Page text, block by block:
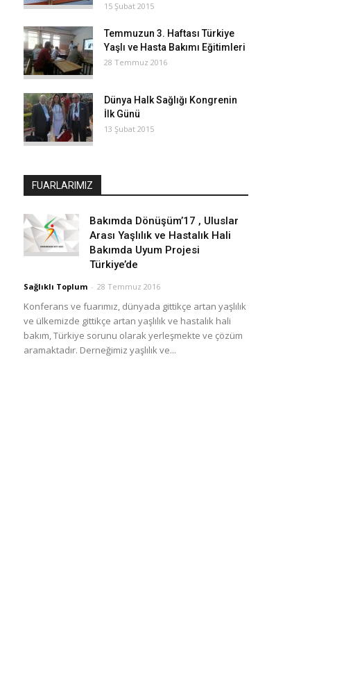
15 Şubat 2015
Temmuzun 3. Haftası Türkiye
Yaşlı ve Hasta Bakımı Eğitimleri
28 Temmuz 2016
Dünya Halk Sağlığı Kongrenin
İlk Günü
13 Şubat 2015
FUARLARIMIZ
Bakımda Dönüşüm’17 , Uluslar
Arası Yaşlılık ve Hastalık Hali
Bakımda Uyum Projesi
Türkiye’de
Sağlıklı Toplum - 28 Temmuz 2016
Konferans ve fuarımız, dünyada gittikçe artan yaşlılık
ve ülkemizde gittikçe artan yaşlılık ve hastalık hali
bakım, Türkiye sorunu olarak yerleşmekte ve çözüm
aramaktadır. Derneğimiz yaşlılık ve...